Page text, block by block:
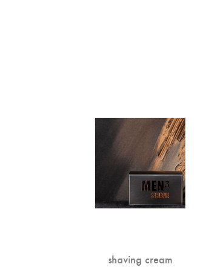
shaving cream